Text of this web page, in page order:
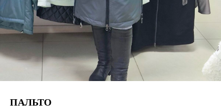
ПАЛЬТО